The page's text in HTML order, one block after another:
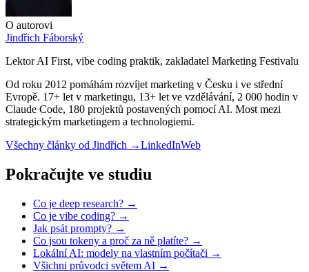
O autorovi
Jindřich Fáborský
Lektor AI First, vibe coding praktik, zakladatel Marketing Festivalu
Od roku 2012 pomáhám rozvíjet marketing v Česku i ve střední
Evropě. 17+ let v marketingu, 13+ let ve vzdělávání, 2 000 hodin v
Claude Code, 180 projektů postavených pomocí AI. Most mezi
strategickým marketingem a technologiemi.
Všechny články od Jindřich →LinkedInWeb
Pokračujte ve studiu
Co je deep research? →
Co je vibe coding? →
Jak psát prompty? →
Co jsou tokeny a proč za ně platíte? →
Lokální AI: modely na vlastním počítači →
Všichni průvodci světem AI →